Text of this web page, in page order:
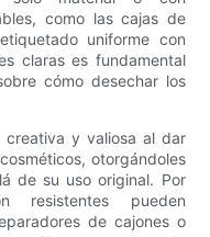
como las cajas de
uniforme con
claras es fundamental
cómo desechar los
creativa y valiosa al dar
otorgándoles
de su uso original. Por
resistentes pueden
de cajones o